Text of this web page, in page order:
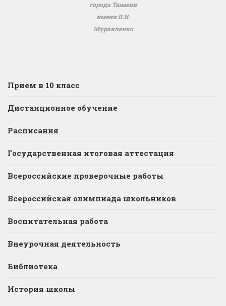
города Тюмени
имени В.И.
Муравленко
Прием в 10 класс
Дистанционное обучение
Расписания
Государственная итоговая аттестация
Всероссийские проверочные работы
Всероссийская олимпиада школьников
Воспитательная работа
Внеурочная деятельность
Библиотека
История школы